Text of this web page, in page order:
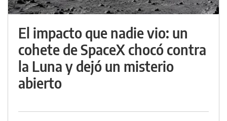
El impacto que nadie vio: un
cohete de SpaceX chocó contra
la Luna y dejó un misterio
abierto